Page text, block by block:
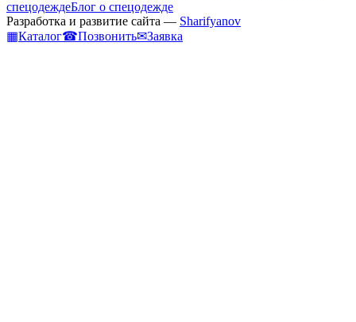
спецодеждеБлог о спецодежде
Разработка и развитие сайта — Sharifyanov
▦Каталог☎Позвонить✉Заявка